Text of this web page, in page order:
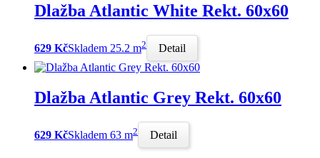
Dlažba Atlantic White Rekt. 60x60
629 KčSkladem 25.2 m2 Detail
Dlažba Atlantic Grey Rekt. 60x60
629 KčSkladem 63 m2 Detail